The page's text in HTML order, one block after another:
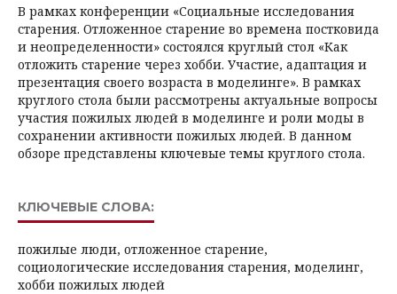
В рамках конференции «Социальные исследования
старения. Отложенное старение во времена постковида
и неопределенности» состоялся круглый стол «Как
отложить старение через хобби. Участие, адаптация и
презентация своего возраста в моделинге». В рамках
круглого стола были рассмотрены актуальные вопросы
участия пожилых людей в моделинге и роли моды в
сохранении активности пожилых людей. В данном
обзоре представлены ключевые темы круглого стола.
КЛЮЧЕВЫЕ СЛОВА:
пожилые люди, отложенное старение,
социологические исследования старения, моделинг,
хобби пожилых людей